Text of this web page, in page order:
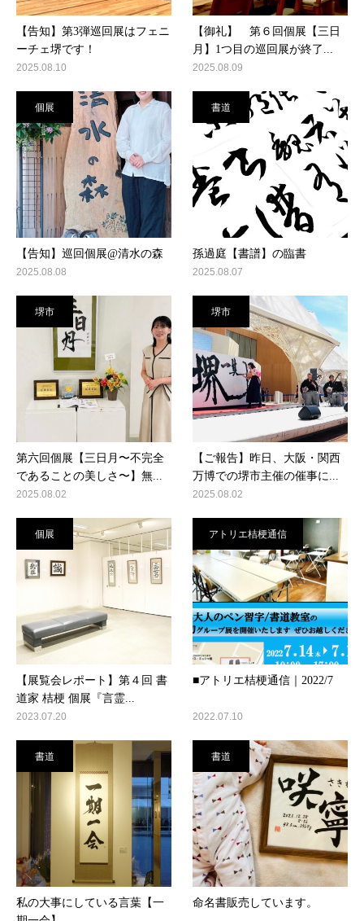
【告知】第3弾巡回展はフェニ
ーチェ堺です！
2025.08.10
【御礼】 第６回個展【三日
月】1つ目の巡回展が終了...
2025.08.09
個展
【告知】巡回個展@清水の森
2025.08.08
書道
孫過庭【書譜】の臨書
2025.08.07
堺市
第六回個展【三日月〜不完全
であることの美しさ〜】無...
2025.08.02
堺市
【ご報告】昨日、大阪・関西
万博での堺市主催の催事に...
2025.08.02
個展
【展覧会レポート】第４回 書
道家 桔梗 個展『言霊...
2023.07.20
アトリエ桔梗通信
■アトリエ桔梗通信｜2022/7
2022.07.10
書道
私の大事にしている言葉【一
書道
命名書販売しています。